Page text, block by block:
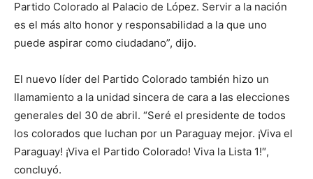
Partido Colorado al Palacio de López. Servir a la nación
es el más alto honor y responsabilidad a la que uno
puede aspirar como ciudadano”, dijo.
El nuevo líder del Partido Colorado también hizo un
llamamiento a la unidad sincera de cara a las elecciones
generales del 30 de abril. “Seré el presidente de todos
los colorados que luchan por un Paraguay mejor. ¡Viva el
Paraguay! ¡Viva el Partido Colorado! Viva la Lista 1!″,
concluyó.